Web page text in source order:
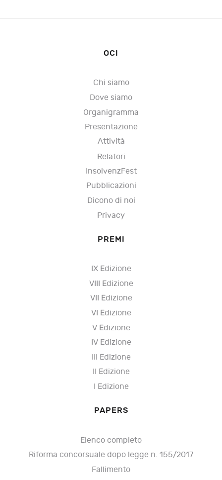
OCI
Chi siamo
Dove siamo
Organigramma
Presentazione
Attività
Relatori
InsolvenzFest
Pubblicazioni
Dicono di noi
Privacy
PREMI
IX Edizione
VIII Edizione
VII Edizione
VI Edizione
V Edizione
IV Edizione
III Edizione
II Edizione
I Edizione
PAPERS
Elenco completo
Riforma concorsuale dopo legge n. 155/2017
Fallimento